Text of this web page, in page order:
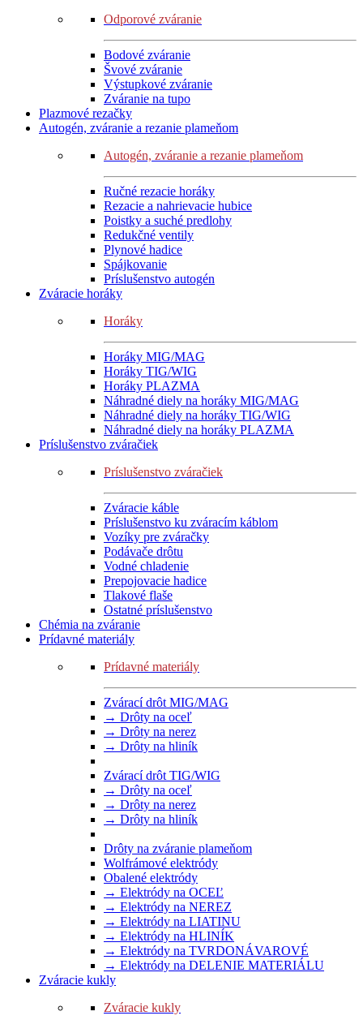
Odporové zváranie
Bodové zváranie
Švové zváranie
Výstupkové zváranie
Zváranie na tupo
Plazmové rezačky
Autogén, zváranie a rezanie plameňom
Autogén, zváranie a rezanie plameňom
Ručné rezacie horáky
Rezacie a nahrievacie hubice
Poistky a suché predlohy
Redukčné ventily
Plynové hadice
Spájkovanie
Príslušenstvo autogén
Zváracie horáky
Horáky
Horáky MIG/MAG
Horáky TIG/WIG
Horáky PLAZMA
Náhradné diely na horáky MIG/MAG
Náhradné diely na horáky TIG/WIG
Náhradné diely na horáky PLAZMA
Príslušenstvo zváračiek
Príslušenstvo zváračiek
Zváracie káble
Príslušenstvo ku zváracím káblom
Vozíky pre zváračky
Podávače drôtu
Vodné chladenie
Prepojovacie hadice
Tlakové flaše
Ostatné príslušenstvo
Chémia na zváranie
Prídavné materiály
Prídavné materiály
Zvárací drôt MIG/MAG
→ Drôty na oceľ
→ Drôty na nerez
→ Drôty na hliník
Zvárací drôt TIG/WIG
→ Drôty na oceľ
→ Drôty na nerez
→ Drôty na hliník
Drôty na zváranie plameňom
Wolfrámové elektródy
Obalené elektródy
→ Elektródy na OCEĽ
→ Elektródy na NEREZ
→ Elektródy na LIATINU
→ Elektródy na HLINÍK
→ Elektródy na TVRDONÁVAROVÉ
→ Elektródy na DELENIE MATERIÁLU
Zváracie kukly
Zváracie kukly